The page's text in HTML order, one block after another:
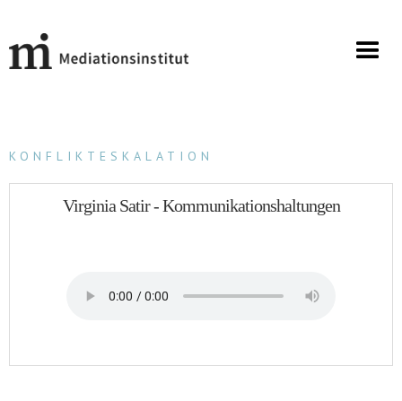
KONFLIKTESKALATION
Virginia Satir - Kommunikationshaltungen